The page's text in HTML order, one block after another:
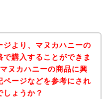
ジより、マヌカハニーの
購入することができま
ヌカハニーの商品に興
ページなどを参考にされ
しょうか？